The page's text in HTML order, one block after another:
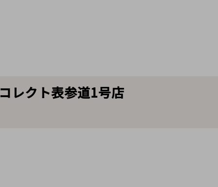
レクト表参道1号店